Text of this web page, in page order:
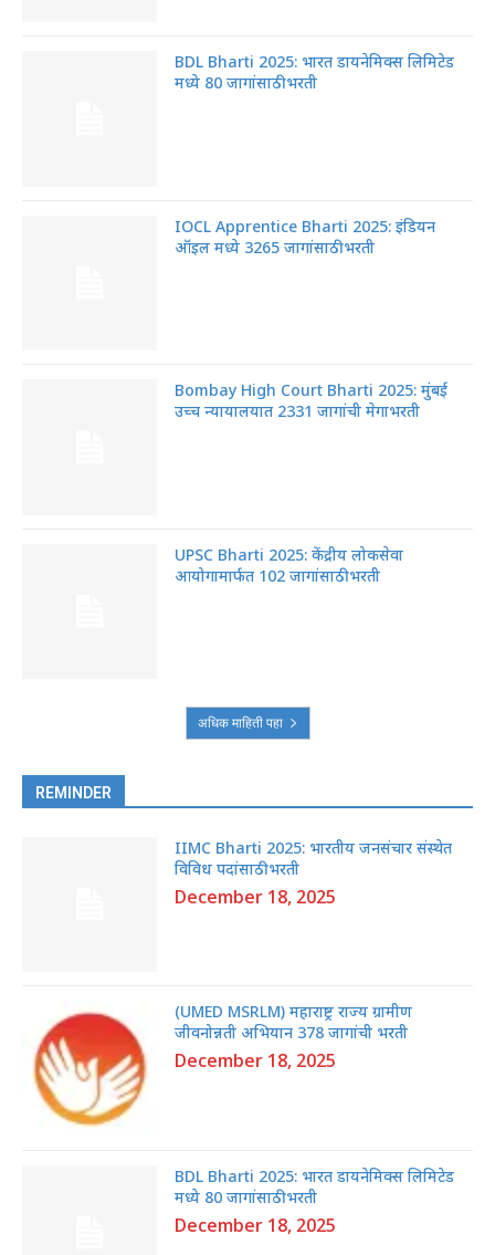
BDL Bharti 2025: भारत डायनेमिक्स लिमिटेड
मध्ये 80 जागांसाठी भरती
IOCL Apprentice Bharti 2025: इंडियन
ऑइल मध्ये 3265 जागांसाठी भरती
Bombay High Court Bharti 2025: मुंबई
उच्च न्यायालयात 2331 जागांची मेगाभरती
UPSC Bharti 2025: केंद्रीय लोकसेवा
आयोगामार्फत 102 जागांसाठी भरती
अधिक माहिती पहा
REMINDER
IIMC Bharti 2025: भारतीय जनसंचार संस्थेत
विविध पदांसाठी भरती
December 18, 2025
(UMED MSRLM) महाराष्ट्र राज्य ग्रामीण
जीवनोन्नती अभियान 378 जागांची भरती
December 18, 2025
BDL Bharti 2025: भारत डायनेमिक्स लिमिटेड
मध्ये 80 जागांसाठी भरती
December 18, 2025